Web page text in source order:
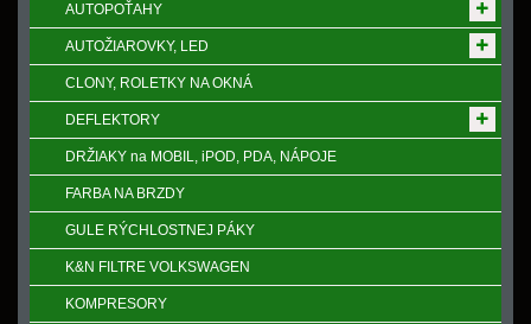
AUTOPOŤAHY
AUTOŽIAROVKY, LED
CLONY, ROLETKY NA OKNÁ
DEFLEKTORY
DRŽIAKY na MOBIL, iPOD, PDA, NÁPOJE
FARBA NA BRZDY
GULE RÝCHLOSTNEJ PÁKY
K&N FILTRE VOLKSWAGEN
KOMPRESORY